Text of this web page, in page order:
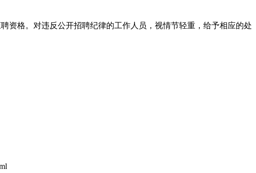
资格。对违反公开招聘纪律的工作人员，视情节轻重，给予相应的处